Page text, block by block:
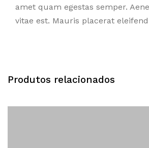
amet quam egestas semper.
vitae est. Mauris placerat
Produtos relacionados